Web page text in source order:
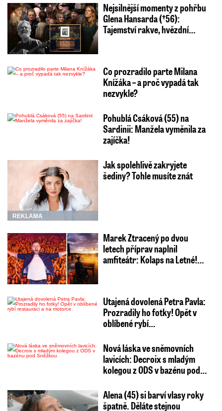
Nejsilnější momenty z pohřbu
Glena Hansarda (†56):
Tajemství rakve, hvězdní…
Co prozradilo parte Milana
Knížáka – a proč vypadá tak
nezvykle?
Pohublá Csáková (55) na
Sardinii: Manžela vyměnila za
zajíčka!
REKLAMA
Jak spolehlivě zakryjete
šediny? Tohle musíte znát
Marek Ztracený po dvou
letech příprav naplnil
amfiteátr: Kolaps na Letné!…
Utajená dovolená Petra Pavla:
Prozradily ho fotky! Opět v
oblíbené rybí…
Nová láska ve sněmovních
lavicích: Decroix s mladým
kolegou z ODS v bazénu pod…
Alena (45) si barví vlasy roky
špatně. Děláte stejnou